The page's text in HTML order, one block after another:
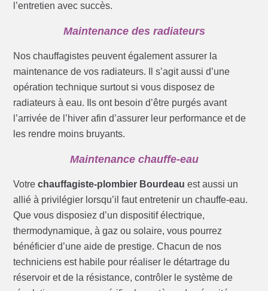
l’entretien avec succès.
Maintenance des radiateurs
Nos chauffagistes peuvent également assurer la
maintenance de vos radiateurs. Il s’agit aussi d’une
opération technique surtout si vous disposez de
radiateurs à eau. Ils ont besoin d’être purgés avant
l’arrivée de l’hiver afin d’assurer leur performance et de
les rendre moins bruyants.
Maintenance chauffe-eau
Votrechauffagiste-plombier Bourdeau est aussi un
allié à privilégier lorsqu’il faut entretenir un chauffe-eau.
Que vous disposiez d’un dispositif électrique,
thermodynamique, à gaz ou solaire, vous pourrez
bénéficier d’une aide de prestige. Chacun de nos
techniciens est habile pour réaliser le détartrage du
réservoir et de la résistance, contrôler le système de